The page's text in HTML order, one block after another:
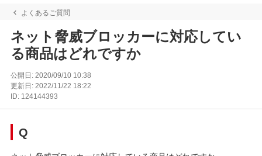
よくあるご質問
ネット脅威ブロッカーに対応してい
る商品はどれですか
公開日:2020/09/10 10:38
更新日:2022/11/22 18:22
ID: 124144393
Q